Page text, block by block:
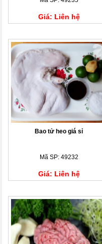
Giá: Liên hệ
Bao tử heo giá sỉ
Mã SP: 49232
Giá: Liên hệ